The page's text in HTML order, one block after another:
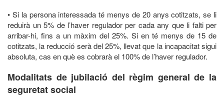
• Si la persona interessada té menys de 20 anys cotitzats, se li
reduirà un 5% de l’haver regulador per cada any que li falti per
arribar-hi, fins a un màxim del 25%. Si en té menys de 15 de
cotitzats, la reducció serà del 25%, llevat que la incapacitat sigui
absoluta, cas en què es cobrarà el 100% de l’haver regulador.
Modalitats de jubilació del règim general de la
seguretat social